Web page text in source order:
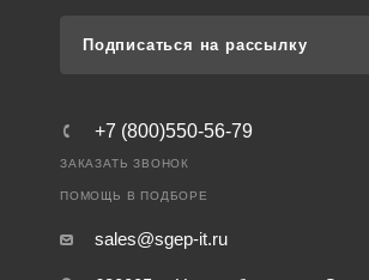
Подписаться на рассылку
+7 (800)550-56-79
ЗАКАЗАТЬ ЗВОНОК
ПОМОЩЬ В ПОДБОРЕ
sales@sgep-it.ru